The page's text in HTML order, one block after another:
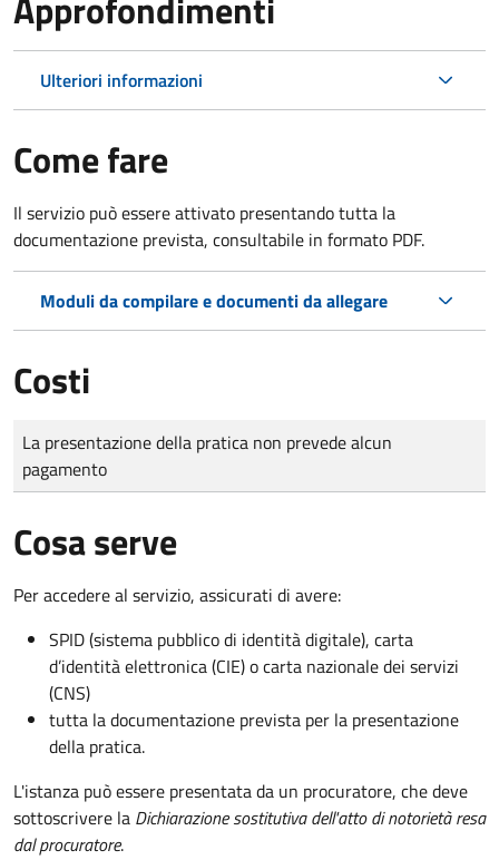
Ulteriori informazioni
Come fare
Il servizio può essere attivato presentando tutta la
documentazione prevista, consultabile in formato PDF.
Moduli da compilare e documenti da allegare
Costi
Tipo di pagamento
Importo
La presentazione della pratica non prevede alcun
pagamento
Cosa serve
Per accedere al servizio, assicurati di avere:
SPID (sistema pubblico di identità digitale), carta
d’identità elettronica (CIE) o carta nazionale dei servizi
(CNS)
tutta la documentazione prevista per la presentazione
della pratica.
L'istanza può essere presentata da un procuratore, che deve
sottoscrivere la Dichiarazione sostitutiva dell'atto di notorietà resa
dal procuratore.